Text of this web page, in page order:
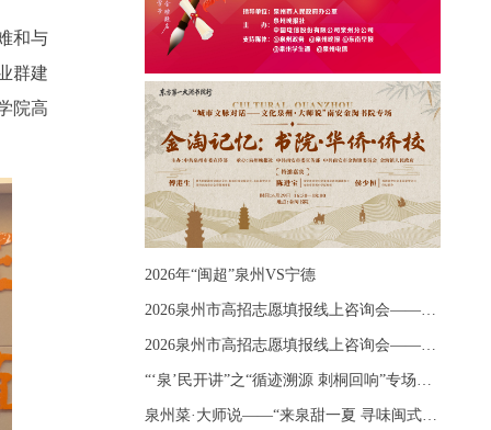
和与
群建
院高
2026年“闽超”泉州VS宁德